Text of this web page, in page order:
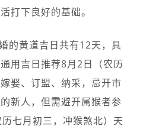
打下良好的基础。
的黄道吉日共有12天，具
用吉日推荐8月2日（农历
娶、订盟、纳采，忌开市
新人，但需避开属猴者参
七月初三，冲猴煞北）天